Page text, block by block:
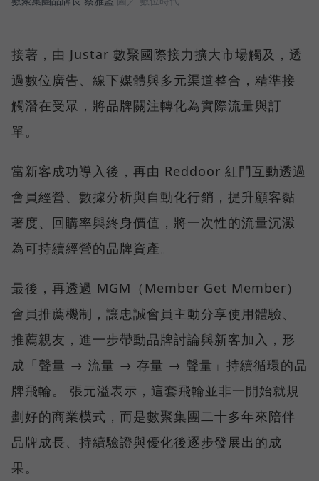
接著，由 Justar 數聚國際接力擴大市場觸及，透
過數位廣告、線下媒體與多元渠道整合，精準接
觸潛在受眾，將品牌關注轉化為實際流量與訂
單。
當新客成功導入後，再由 Reddoor 紅門互動透過
會員經營、數據分析與自動化行銷，提升顧客黏
著度、回購率與終身價值，將一次性的流量沉澱
為可持續經營的品牌資產。
最後，再透過 MGM（Member Get Member）
會員推薦機制，讓忠誠會員主動分享使用體驗、
推薦親友，進一步帶動品牌討論與新客加入，形
成「聲量 → 流量 → 存量 → 聲量」持續循環的品
牌飛輪。 張元溢表示，這套飛輪並非一開始就規
劃好的商業模式，而是數聚集團二十多年來陪伴
品牌成長、持續驗證與優化後逐步發展出的成
果。